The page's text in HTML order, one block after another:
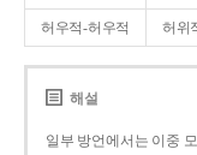
허우적-허우적 허위
해설
일부 방언에서는 이중